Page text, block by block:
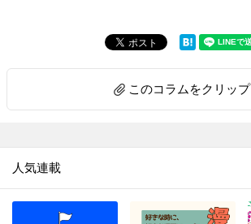
このコラムをクリップ
人気連載